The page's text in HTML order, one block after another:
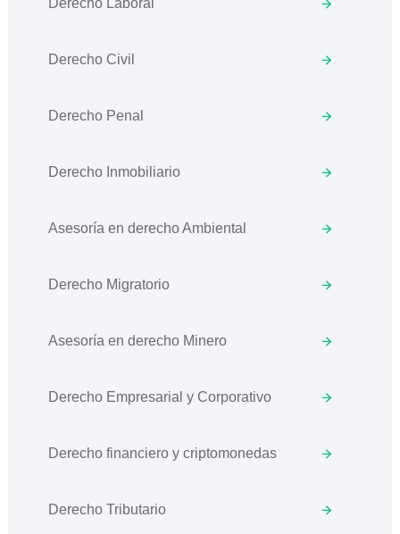
Derecho Laboral
Derecho Civil
Derecho Penal
Derecho Inmobiliario
Asesoría en derecho Ambiental
Derecho Migratorio
Asesoría en derecho Minero
Derecho Empresarial y Corporativo
Derecho financiero y criptomonedas
Derecho Tributario